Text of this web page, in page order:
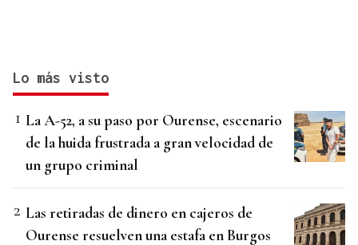
Lo más visto
La A-52, a su paso por Ourense, escenario
de la huida frustrada a gran velocidad de
un grupo criminal
Las retiradas de dinero en cajeros de
Ourense resuelven una estafa en Burgos